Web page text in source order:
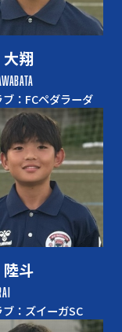
翔
：FCペダラーダ
斗
：ズイーガSC